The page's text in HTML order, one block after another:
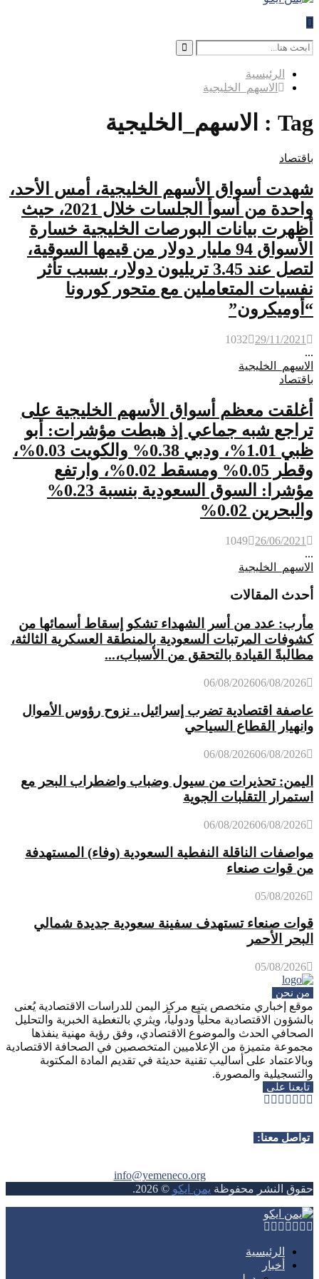
Search
for:
Search
الرئيسية
الاسهم_الخليجية
Tag : الاسهم_الخليجية
باقتصاد
شهدت أسواق الأسهم الخليجية، أمس الأحد،
واحدة من أسوأ الجلسات خلال 2021، حيث
أظهرت بيانات البورصات الخليجية خسارة
الأسواق 94 مليار دولار من قيمها السوقية،
لتصل عند 3.45 تريليون دولار، بسبب تأثر
نفسيات المتعاملين مع متحور كورونا
“أوميكرون”
29/11/2021
1032
...
الاسهم_الخليجية
باقتصاد
أغلقت معظم أسواق الأسهم الخليجية على
تراجع شبه جماعي إذ هبطت مؤشرات: أبو
ظبي 1.01%، ودبي 0.38% والكويت 0.03%،
وقطر 0.05% ومسقط 0.02%، وارتفع
مؤشرا: السوق السعودية بنسبة 0.23%
والبحرين 0.02%
26/06/2021
1049
...
الاسهم_الخليجية
أحدث المقالات
مأرب: عدد من أسر الشهداء تشكو إسقاط أسمائها من
كشوفات المرتبات السعودية بالمنطقة العسكرية الثالثة،
مطالبةً القيادة بالتحقق من الأسباب،...
06/08/202606/08/2026
عاصفة اقتصادية تضرب إسرائيل.. نزوح رؤوس الأموال
وانهيار القطاع السياحي
06/08/202606/08/2026
اليمن: تحذيرات من سيول وضباب واضطراب البحر مع
استمرار التقلبات الجوية
06/08/202606/08/2026
مواصفات الناقلة النفطية السعودية (وفاء) المستهدفة
من قوات صنعاء
05/08/2026
قوات صنعاء تستهدف سفينة سعودية جديدة شمالي
البحر الأحمر
05/08/2026
من نحن
موقع إخباري متخصص يتبع مركز اليمن للدراسات الاقتصادية يُعنى
بالشؤون الاقتصادية محلياً ودولياً، ويثري بالتغطية الخبرية والتحليل
الصحافي الحدث والموضوع الاقتصادي، وفق رؤية مهنية ينفذها
مجموعة متميزة من الإعلاميين المتخصصين في الصحافة الاقتصادية
وبالاعتماد على أساليب تقنية حديثة في تقديم المادة المكتوبة
والتسجيلية والمصورة.
تابعنا على
Facebook
Twitter
Instagram
Youtube
Rss
Telegram
Whatsapp
تواصل معنا:
info@yemeneco.org
حقوق النشر محفوظة يمن ايكو©
2026
.
Facebook
Twitter
Instagram
Youtube
Rss
Telegram
Whatsapp
الرئيسية
أخبار